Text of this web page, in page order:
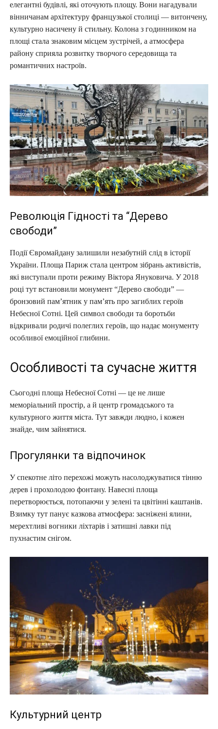
елегантні будівлі, які оточують площу. Вони нагадували
вінничанам архітектуру французької столиці — витончену,
культурно насичену й стильну. Колона з годинником на
площі стала знаковим місцем зустрічей, а атмосфера
району сприяла розвитку творчого середовища та
романтичних настроїв.
Революція Гідності та “Дерево
свободи”
Події Євромайдану залишили незабутній слід в історії
України. Площа Париж стала центром зібрань активістів,
які виступали проти режиму Віктора Януковича. У 2018
році тут встановили монумент “Дерево свободи” —
бронзовий пам’ятник у пам’ять про загиблих героїв
Небесної Сотні. Цей символ свободи та боротьби
відкривали родичі полеглих героїв, що надає монументу
особливої емоційної глибини.
Особливості та сучасне життя
Сьогодні площа Небесної Сотні — це не лише
меморіальний простір, а й центр громадського та
культурного життя міста. Тут завжди людно, і кожен
знайде, чим зайнятися.
Прогулянки та відпочинок
У спекотне літо перехожі можуть насолоджуватися тінню
дерев і прохолодою фонтану. Навесні площа
перетворюється, потопаючи у зелені та цвітінні каштанів.
Взимку тут панує казкова атмосфера: засніжені ялини,
мерехтливі вогники ліхтарів і затишні лавки під
пухнастим снігом.
Культурний центр